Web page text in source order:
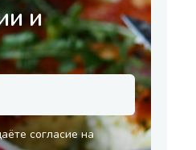
и
согласие на